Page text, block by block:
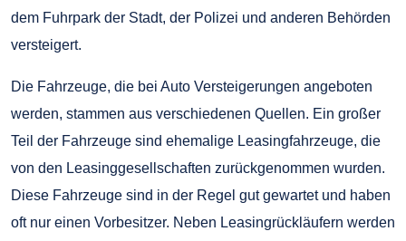
dem Fuhrpark der Stadt, der Polizei und anderen Behörden
versteigert.
Die Fahrzeuge, die bei Auto Versteigerungen angeboten
werden, stammen aus verschiedenen Quellen. Ein großer
Teil der Fahrzeuge sind ehemalige Leasingfahrzeuge, die
von den Leasinggesellschaften zurückgenommen wurden.
Diese Fahrzeuge sind in der Regel gut gewartet und haben
oft nur einen Vorbesitzer. Neben Leasingrückläufern werden